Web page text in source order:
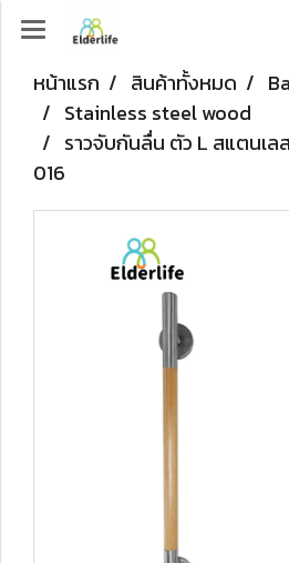
หน้าแรก สินค้าทั้งหมด
Stainless steel wood
ราวจับกันลื่น ตัว L สแตนเล
016